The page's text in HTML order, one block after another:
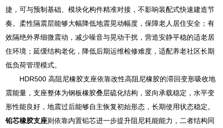
捷，可与预制基础、模块化构件精准对接，不影响装配式快速建造节
奏。柔性隔震层能够大幅降低地震晃动幅度，保障老人居住安全；有
效隔绝外界细微震动，减少噪音与晃动干扰，营造安静平稳的适老居
住环境；延缓结构老化，降低后期运维检修难度，适配养老社区长期
低负荷管理模式。
HDR500 高阻尼橡胶支座依靠改性高阻尼橡胶的滞回变形吸收地
震能量，支座整体为钢板橡胶叠层硫化结构，竖向承载稳定，水平变
形性能良好，地震过后能够自主恢复初始形态，长期使用状态稳定。
铅芯橡胶支座则依靠内置铅芯进一步提升阻尼耗能能力，二者结构同